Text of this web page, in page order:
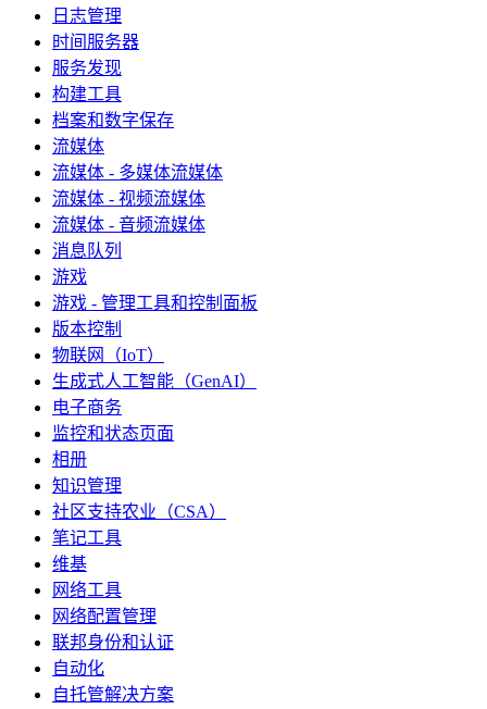
日志管理
时间服务器
服务发现
构建工具
档案和数字保存
流媒体
流媒体 - 多媒体流媒体
流媒体 - 视频流媒体
流媒体 - 音频流媒体
消息队列
游戏
游戏 - 管理工具和控制面板
版本控制
物联网（IoT）
生成式人工智能（GenAI）
电子商务
监控和状态页面
相册
知识管理
社区支持农业（CSA）
笔记工具
维基
网络工具
网络配置管理
联邦身份和认证
自动化
自托管解决方案